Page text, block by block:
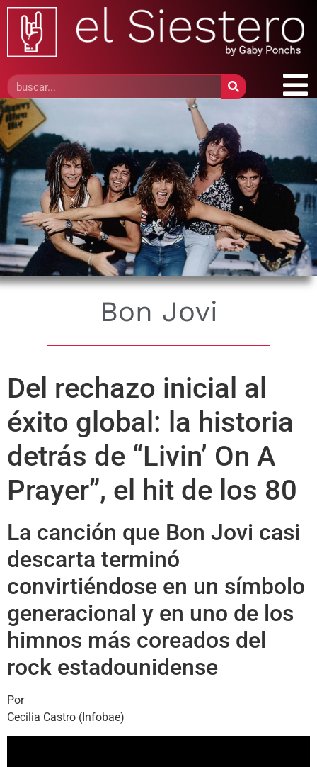
Bon Jovi
Del rechazo inicial al
éxito global: la historia
detrás de “Livin’ On A
Prayer”, el hit de los 80
La canción que Bon Jovi casi
descarta terminó
convirtiéndose en un símbolo
generacional y en uno de los
himnos más coreados del
rock estadounidense
Por
Cecilia Castro (Infobae)